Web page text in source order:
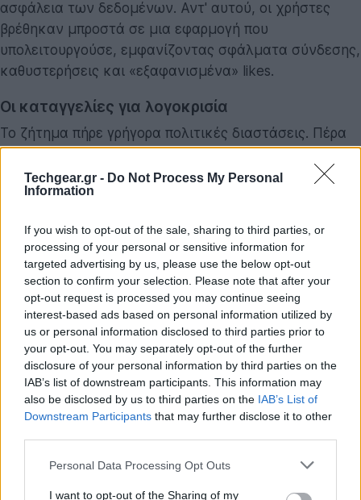
Techgear.gr - Do Not Process My Personal
Information
If you wish to opt-out of the sale, sharing to third parties, or
processing of your personal or sensitive information for
targeted advertising by us, please use the below opt-out
section to confirm your selection. Please note that after your
opt-out request is processed you may continue seeing
interest-based ads based on personal information utilized by
us or personal information disclosed to third parties prior to
your opt-out. You may separately opt-out of the further
disclosure of your personal information by third parties on the
IAB’s list of downstream participants. This information may
also be disclosed by us to third parties on the IAB’s List of
Downstream Participants that may further disclose it to other
Please note that this website/app uses one or more Google
not limited to your visit or usage behaviour. You may click to
Personal Data Processing Opt Outs
I want to opt-out of the Sharing of my
ασφάλεια των δεδομένων. Αντ' αυτού, οι χρήστες
βρέθηκαν μπροστά σε μια εφαρμογή που
υπολειτουργούσε, εμφανίζοντας σφάλματα σύνδεσης,
καθυστερήσεις και «εξαφανισμένα» likes.
Οι καταγγελίες για λογοκρισία
Το ζήτημα πήρε γρήγορα πολιτικές διαστάσεις. Πέρα
από τα τεχνικά προβλήματα, πλήθος χρηστών
παρατήρησε μια ανησυχητική τάση: βίντεο που
σχετίζονταν με συγκεκριμένα ειδησεογραφικά
Συγκεκριμένα, αναφορές μιλούν για αδυναμία
ανάρτησης υλικού που αφορούσε τη δράση της
Υπηρεσίας Μετανάστευσης και Τελωνείων (ICE)
καθώς και τα πρόσφατα περιστατικά στη Μινεάπολη.
Δημιουργοί περιεχομένου είδαν τα βίντεό τους να
μπαίνουν σε καθεστώς «υπό εξέταση» για ασυνήθιστα
μεγάλο χρονικό διάστημα ή να λαμβάνουν
ειδοποιήσεις ότι το υλικό τους κρίθηκε «ακατάλληλο
για προτάσεις» (Ineligible for Recommendation). Σε
ορισμένες περιπτώσεις, υπήρξαν ακόμη και
προσωρινές αναστολές λογαριασμών. Η επιλεκτική